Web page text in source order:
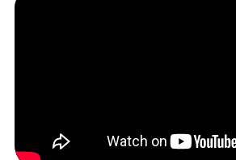
Mana programma